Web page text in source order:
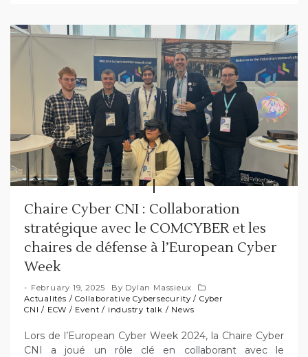
Chaire Cyber CNI : Collaboration
stratégique avec le COMCYBER et les
chaires de défense à l’European Cyber
Week
February 19, 2025 By Dylan Massieux
Actualités /Collaborative Cybersecurity / Cyber
CNI / ECW / Event / industry talk / News
Lors de l’European Cyber Week 2024, la Chaire Cyber
CNI a joué un rôle clé en collaborant avec le